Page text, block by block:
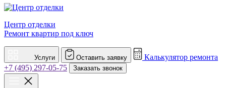
Центр отделки
Ремонт квартир под ключ
Услуги Оставить заявку
Калькулятор ремонта
+7 (495) 297-05-75
Заказать звонок